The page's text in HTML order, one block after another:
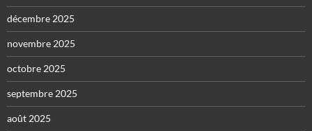
décembre 2025
novembre 2025
octobre 2025
septembre 2025
août 2025